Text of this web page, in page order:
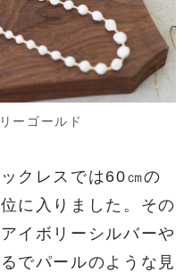
ーゴールド
クレスでは60㎝の
に入りました。その
イボリーシルバーや
でパールのような見